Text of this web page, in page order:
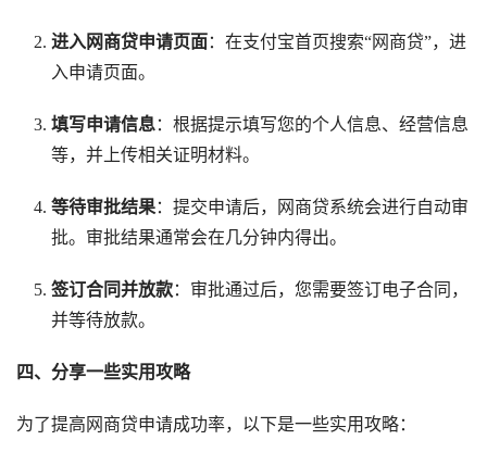
进入网商贷申请页面：在支付宝首页搜索“网商贷”，进
入申请页面。
填写申请信息：根据提示填写您的个人信息、经营信息
等，并上传相关证明材料。
等待审批结果：提交申请后，网商贷系统会进行自动审
批。审批结果通常会在几分钟内得出。
签订合同并放款：审批通过后，您需要签订电子合同，
并等待放款。
四、分享一些实用攻略
为了提高网商贷申请成功率，以下是一些实用攻略：